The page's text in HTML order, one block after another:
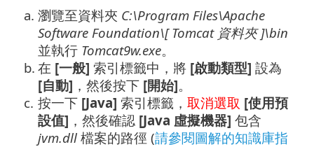
a. 瀏覽至資料夾 C:\Program Files\Apache
Software Foundation\[ Tomcat資料夾]\bin
並執行 Tomcat9w.exe。
b. 在 [一般] 索引標籤中，將 [啟動類型] 設為
[自動] ，然後按下 [開始]。
c. 按一下 [Java] 索引標籤， 取消選取 [使用預
設值] ，然後確認 [Java 虛擬機器] 包含
jvm.dll 檔案的路徑 (請參閱圖解的知識庫指